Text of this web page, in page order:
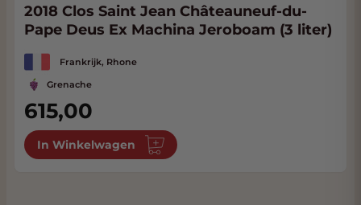
2018 Clos Saint Jean Châteauneuf-du-
Pape Deus Ex Machina Jeroboam (3 liter)
Frankrijk, Rhone
Grenache
615,00
In Winkelwagen